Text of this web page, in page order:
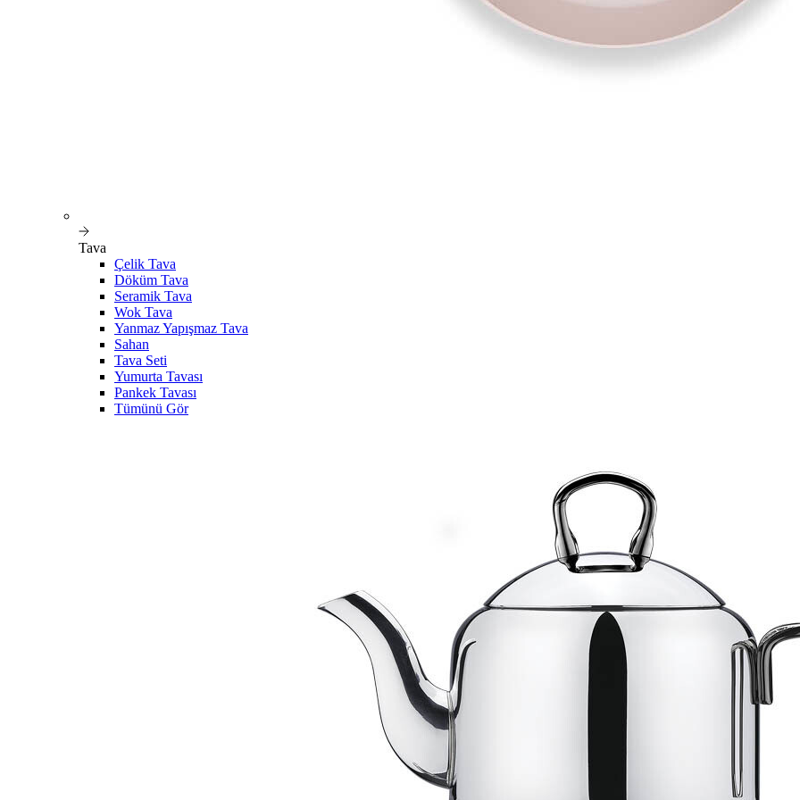
Tava
Çelik Tava
Döküm Tava
Seramik Tava
Wok Tava
Yanmaz Yapışmaz Tava
Sahan
Tava Seti
Yumurta Tavası
Pankek Tavası
Tümünü Gör